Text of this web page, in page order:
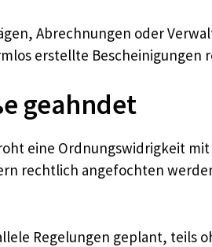
Abrechnungen oder
erstellte Bescheinigungen
geahndet
eine Ordnungswidrigkeit mit
rechtlich angefochten
Regelungen geplant, teils